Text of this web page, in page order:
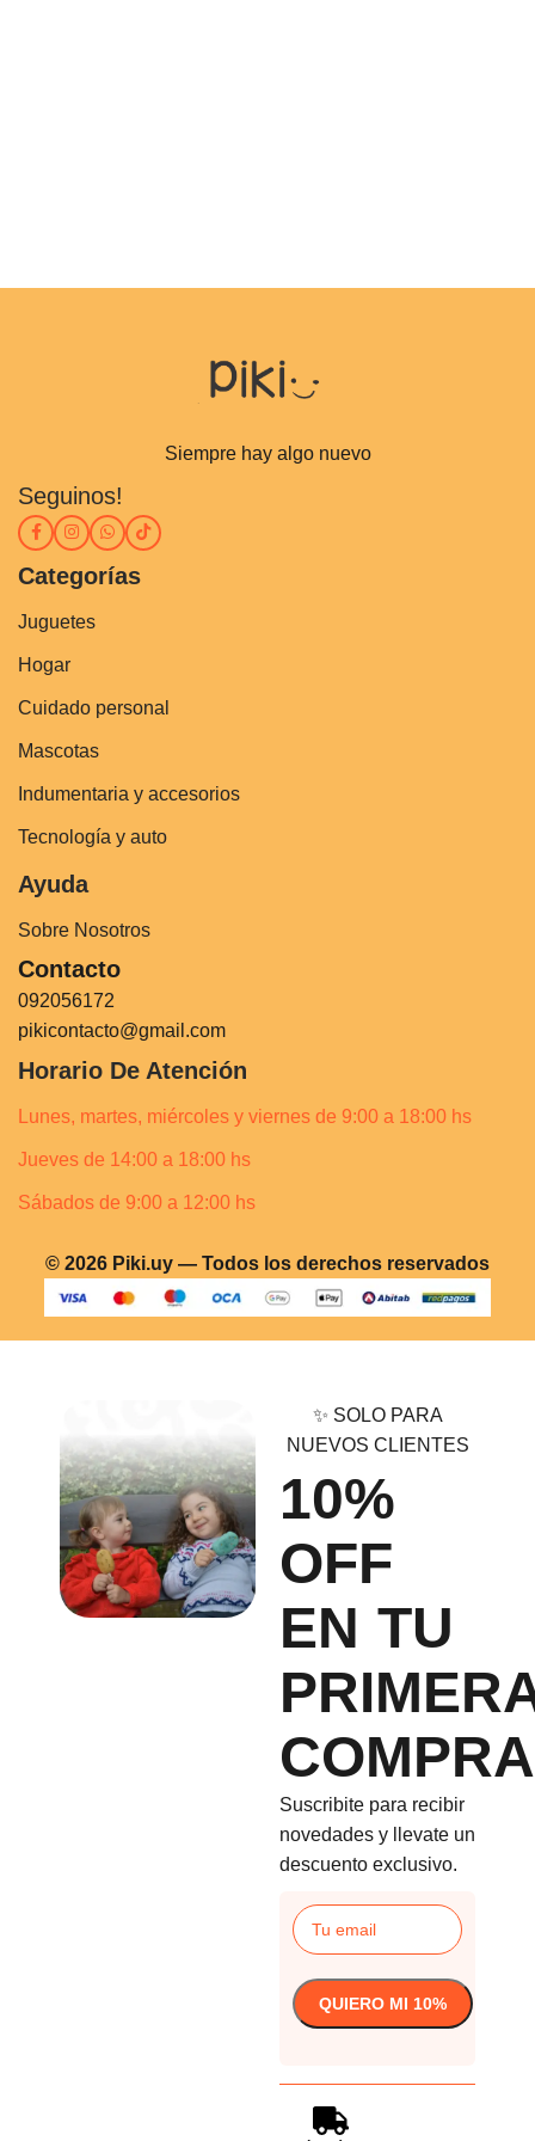
Siempre hay algo nuevo
Seguinos!
Categorías
Juguetes
Hogar
Cuidado personal
Mascotas
Indumentaria y accesorios
Tecnología y auto
Ayuda
Sobre Nosotros
Contacto
092056172
pikicontacto@gmail.com
Horario De Atención
Lunes, martes, miércoles y viernes de 9:00 a 18:00 hs
Jueves de 14:00 a 18:00 hs
Sábados de 9:00 a 12:00 hs
© 2026 Piki.uy — Todos los derechos reservados
✨ SOLO PARA
NUEVOS CLIENTES
10%
OFF
EN TU
COMPRA
Suscribite para recibir
novedades y llevate un
descuento exclusivo.